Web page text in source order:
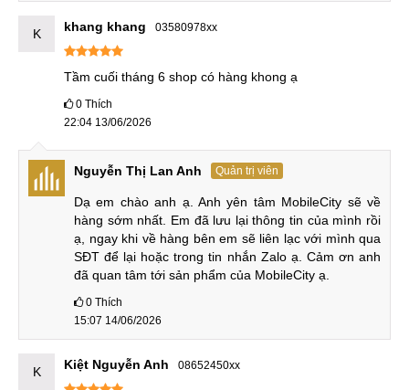
9400 Plus, iQOO Z10 Turbo Plus thừa sức cân mọi tựa
game, mọi tác vụ nặng. Dù Dimensity 9300 Plus yếu hơn
bản kế nhiệm của nó nhưng hiện tại vẫn là con chip manh
mẽ bậc nhất nên khi sử dụng Z9 Turbo Plus bạn vẫn không
gắp bất kỳ vấn đề gì về hiệu năng.
iQOO Z10 Turbo Plus cũ vs Realme GT7 cũ
Cùng sử dụng chung chip Dimensity 9400 Plus, nhưng
iQOO bung được hết hiệu suất của chip cùng với sự giúp
sức của chip thể thao điện tử Q2 nên trong nhiều tựa game
nặng iQOO Z10 Turbo Plus cho trải nghiệm mượt mà hơn.
So sánh iQOO Z10 Turbo Plus cũ vs Realme GT7 cũ
Camera của iQOO Z10 Turbo Plus không có phần cứng cao
cấp bằng GT7 chỉ đủ đáp ứng nhu cầu chụp ảnh cơ bản của
K khang khang 03580978xx
Tầm cuối tháng 6 shop có hàng khong ạ
0 Thích
22:04 13/06/2026
Nguyễn Thị Lan Anh Quản trị viên
Dạ em chào anh ạ. Anh yên tâm MobileCity sẽ về
hàng sớm nhất. Em đã lưu lại thông tin của mình rồi
ạ, ngay khi về hàng bên em sẽ liên lạc với mình qua
SĐT để lại hoặc trong tin nhắn Zalo ạ. Cảm ơn anh
đã quan tâm tới sản phẩm của MobileCity ạ.
0 Thích
15:07 14/06/2026
K Kiệt Nguyễn Anh 08652450xx